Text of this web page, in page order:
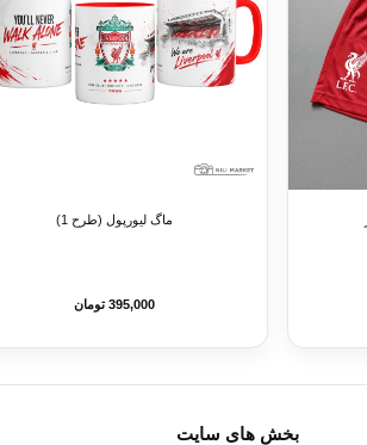
ماگ لیورپول (طرح 1)
395,000 تومان
بخش های سایت